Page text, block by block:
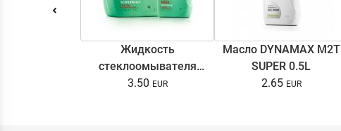
Жидкость
стеклоомывателя
DYNAMAX SCREENWASH
3.50
Масло DYNAMAX M2T
SUPER 0.5L
2.65